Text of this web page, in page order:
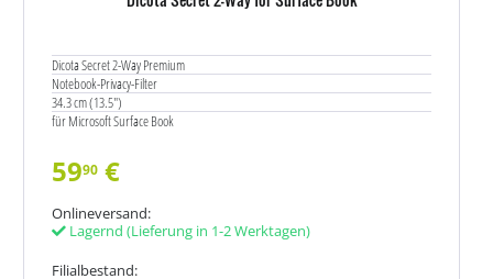
Dicota Secret 2-Way Premium
Notebook-Privacy-Filter
34.3 cm (13.5")
für Microsoft Surface Book
5990 €
Onlineversand:
Lagernd (Lieferung in 1-2 Werktagen)
Filialbestand: